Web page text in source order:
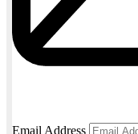
Email Address